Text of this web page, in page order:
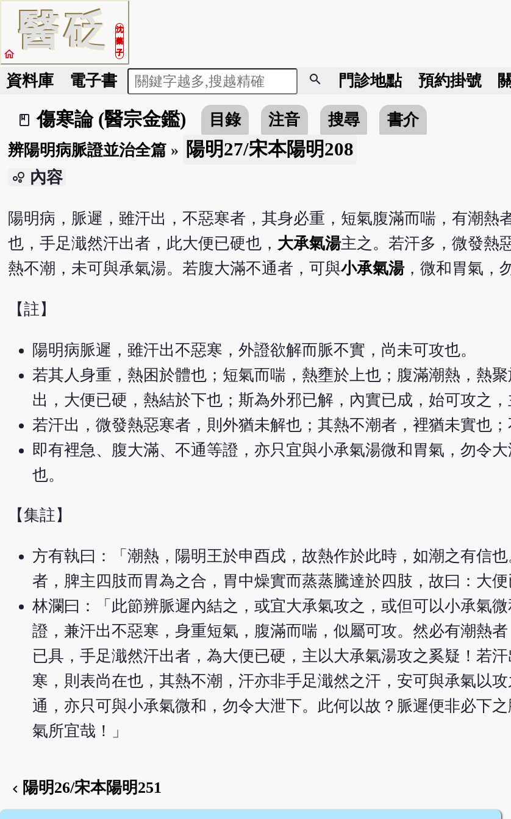
醫砭
沈
藥
子
home
資料庫 電子書 search 門診地點 預約掛號
book_2
傷寒論 (醫宗金鑑) 目錄 注音 搜尋
書介
辨陽明病脈證並治全篇» 陽明27/宋本陽明208
bubble_chart 內容
陽明病，脈遲，雖汗出，不惡寒者，其身必重，短氣腹滿而喘，有潮熱
也，手足濈然汗出者，此大便已硬也， 大承氣湯主之。若汗多，微發熱
熱不潮，未可與承氣湯。若腹大滿不通者，可與小承氣湯，微和胃氣，
【註】
陽明病脈遲，雖汗出不惡寒，外證欲解而脈不實，尚未可攻也。
若其人身重，熱困於體也；短氣而喘，熱壅於上也；腹滿潮熱，熱
出，大便已硬，熱結於下也；斯為外邪已解，內實已成，始可攻之，
若汗出，微發熱惡寒者，則外猶未解也；其熱不潮者，裡猶未實也；
即有裡急、腹大滿、不通等證，亦只宜與小承氣湯微和胃氣，勿令
也。
【集註】
方有執曰：「潮熱，陽明王於申酉戌，故熱作於此時，如潮之有信
者，脾主四肢而胃為之合，胃中燥實而蒸蒸騰達於四肢，故曰：大便
林瀾曰：「此節辨脈遲內結之，或宜大承氣攻之，或但可以小承氣
證，兼汗出不惡寒，身重短氣，腹滿而喘，似屬可攻。然必有潮熱
已具，手足濈然汗出者，為大便已硬，主以大承氣湯攻之奚疑！若
寒，則表尚在也，其熱不潮，汗亦非手足濈然之汗，安可與承氣以
通，亦只可與小承氣微和，勿令大泄下。此何以故？脈遲便非必下
氣所宜哉！」
chevron_left 陽明26/宋本陽明251